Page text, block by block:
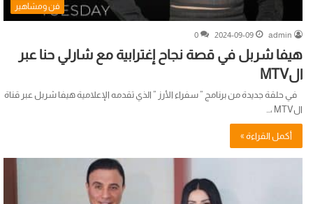
فن ومشاهير
admin
2024-09-09
0
هيفا شربل في قصة نجاح إغترابية مع شارلي حنا عبر
الMTV
في حلقة جديدة من برنامج ” سفراء الأرز ” الذي تقدمه الإعلامية هيفا شربل عبر قناة
الMTV ،…
أكمل القراءة »